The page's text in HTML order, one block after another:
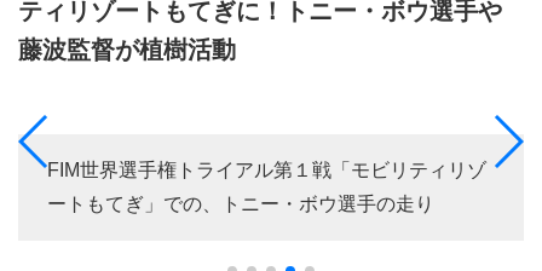
ティリゾートもてぎに！トニー・ボウ選手や
藤波監督が植樹活動
FIM世界選手権トライアル第１戦「モビリティリゾ
ートもてぎ」での、トニー・ボウ選手の走り